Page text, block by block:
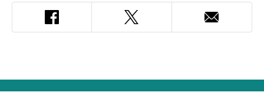
Facebook Twitter
Adresse
courriel